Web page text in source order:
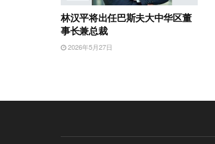
林汉平将出任巴斯夫大中华区董
事长兼总裁
2026年5月27日